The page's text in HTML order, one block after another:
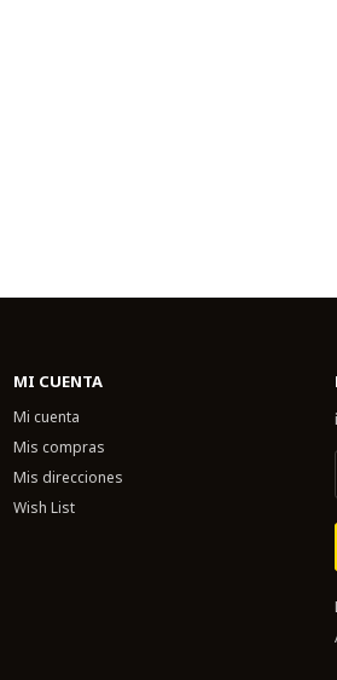
MI CUENTA
Mi cuenta
Mis compras
Mis direcciones
Wish List